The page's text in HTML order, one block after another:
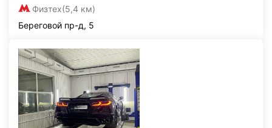
Физтех(5,4 км)
Береговой пр-д, 5